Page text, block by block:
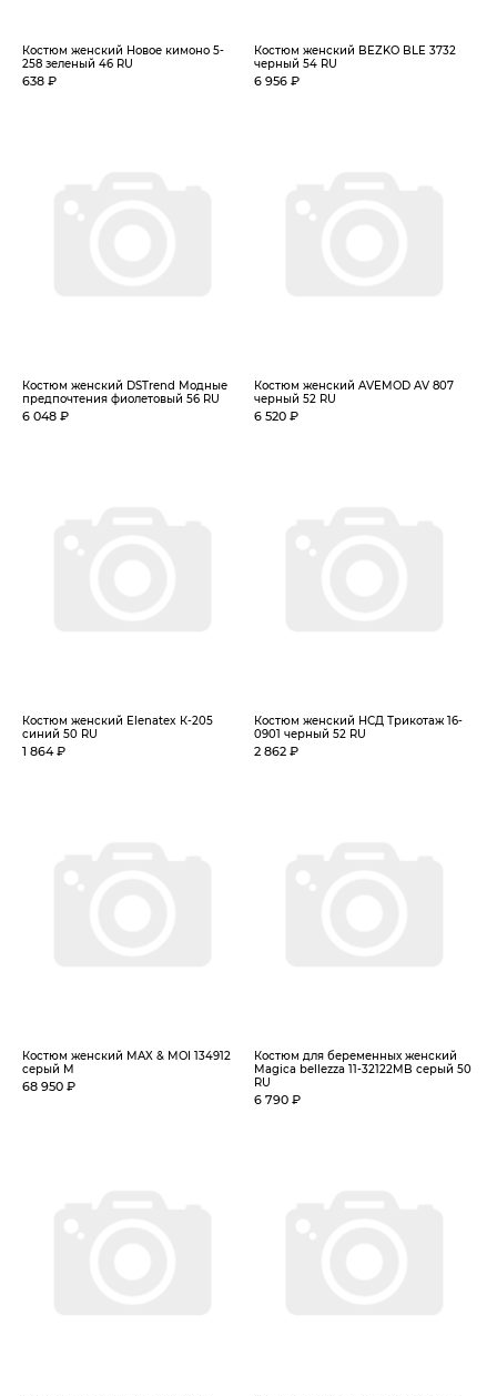
Костюм женский Новое кимоно 5-
258 зеленый 46 RU
638 ₽
Костюм женский BEZKO BLE 3732
черный 54 RU
6 956 ₽
Костюм женский DSTrend Модные
предпочтения фиолетовый 56 RU
6 048 ₽
Костюм женский AVEMOD AV 807
черный 52 RU
6 520 ₽
Костюм женский Elenatex К-205
синий 50 RU
1 864 ₽
Костюм женский НСД Трикотаж 16-
0901 черный 52 RU
2 862 ₽
Костюм женский MAX & MOI 134912
серый M
68 950 ₽
Костюм для беременных женский
Magica bellezza 11-32122MB серый 50
RU
6 790 ₽